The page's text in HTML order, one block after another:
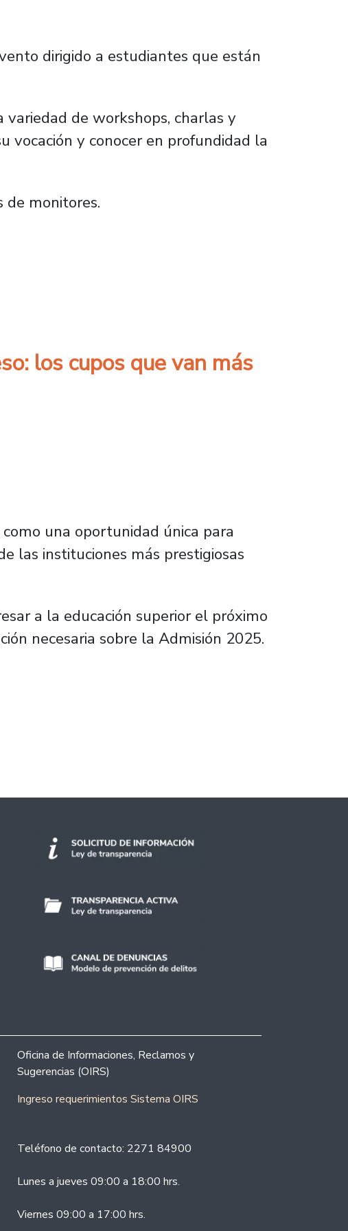
dirigido a estudiantes que están
de workshops, charlas y
vocación y conocer en profundidad la
de monitores.
día”
los cupos que van más
una oportunidad única para
las instituciones más prestigiosas
a la educación superior el próximo
necesaria sobre la Admisión 2025.
que van más allá del puntaje PAES
Oficina de Informaciones, Reclamos y
Sugerencias (OIRS)
Ingreso requerimientos Sistema OIRS
Teléfono de contacto: 2271 84900
Lunes a jueves 09:00 a 18:00 hrs.
Viernes 09:00 a 17:00 hrs.